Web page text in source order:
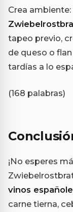
Crea
tapeo previo,
de queso o
tardías a lo
(168 palabras)
¡No esperes
vinos
carne tierna,